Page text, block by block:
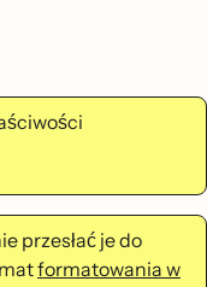
przesłać je do
formatowania w